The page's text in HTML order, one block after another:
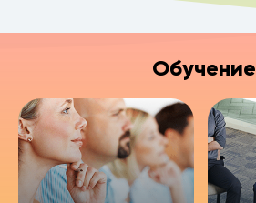
Обучение